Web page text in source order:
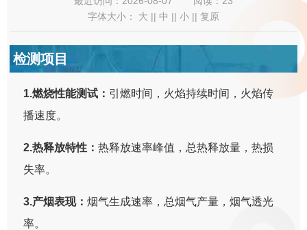
字体大小： 大 中 小 复原
检测项目
1.燃烧性能测试： 引燃时间，火焰持续时间，火焰传
播速度。
2.热释放特性：热释放速率峰值，总热释放量，热损
失率。
3.产烟表现：烟气生成速率，总烟气产量，烟气透光
率。